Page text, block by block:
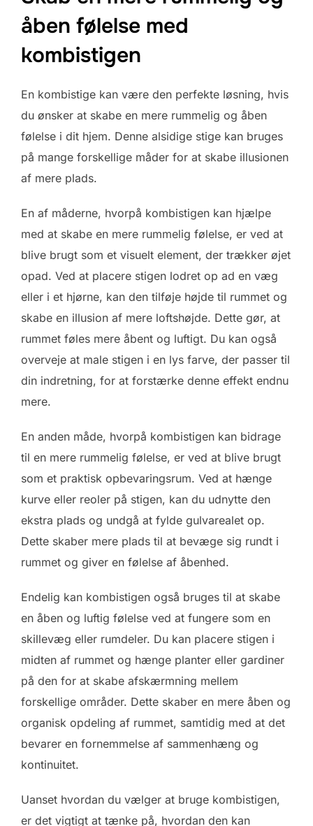
åben følelse med
kombistigen
En kombistige kan være den perfekte løsning, hvis
du ønsker at skabe en mere rummelig og åben
følelse i dit hjem. Denne alsidige stige kan bruges
på mange forskellige måder for at skabe illusionen
af mere plads.
En af måderne, hvorpå kombistigen kan hjælpe
med at skabe en mere rummelig følelse, er ved at
blive brugt som et visuelt element, der trækker øjet
opad. Ved at placere stigen lodret op ad en væg
eller i et hjørne, kan den tilføje højde til rummet og
skabe en illusion af mere loftshøjde. Dette gør, at
rummet føles mere åbent og luftigt. Du kan også
overveje at male stigen i en lys farve, der passer til
din indretning, for at forstærke denne effekt endnu
mere.
En anden måde, hvorpå kombistigen kan bidrage
til en mere rummelig følelse, er ved at blive brugt
som et praktisk opbevaringsrum. Ved at hænge
kurve eller reoler på stigen, kan du udnytte den
ekstra plads og undgå at fylde gulvarealet op.
Dette skaber mere plads til at bevæge sig rundt i
rummet og giver en følelse af åbenhed.
Endelig kan kombistigen også bruges til at skabe
en åben og luftig følelse ved at fungere som en
skillevæg eller rumdeler. Du kan placere stigen i
midten af rummet og hænge planter eller gardiner
på den for at skabe afskærmning mellem
forskellige områder. Dette skaber en mere åben og
organisk opdeling af rummet, samtidig med at det
bevarer en fornemmelse af sammenhæng og
kontinuitet.
Uanset hvordan du vælger at bruge kombistigen,
er det vigtigt at tænke på, hvordan den kan